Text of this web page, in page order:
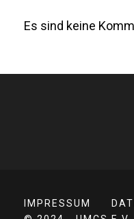
Es sind keine
IMPRESSUM